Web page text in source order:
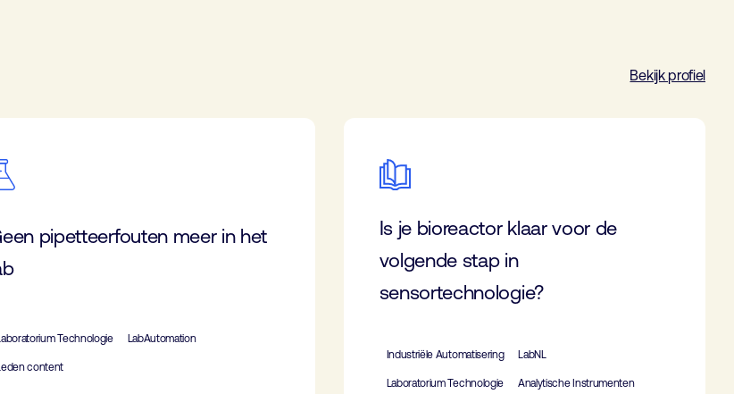
Bekijk profiel
pipetteerfouten meer in het
Technologie LabAutomation
content
Is je bioreactor klaar voor de
volgende stap in
sensortechnologie?
Industriële Automatisering LabNL
Laboratorium Technologie Analytische Instrumenten